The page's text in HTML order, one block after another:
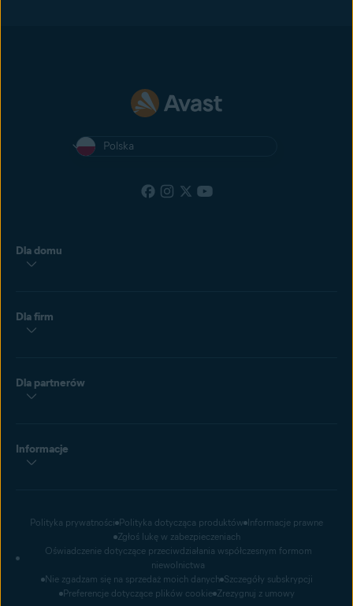
Polska
Dla domu
Dla firm
Dla partnerów
Informacje
Polityka prywatności Polityka dotycząca produktów Informacje prawne
Zgłoś lukę w zabezpieczeniach
Oświadczenie dotyczące przeciwdziałania współczesnym formom
niewolnictwa
Nie zgadzam się na sprzedaż moich danych Szczegóły subskrypcji
Preferencje dotyczące plików cookie Zrezygnuj z umowy